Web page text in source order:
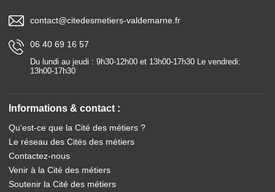
contact@citedesmetiers-valdemarne.fr
06 40 69 16 57
Du lundi au jeudi : 9h30-12h00 et 13h00-17h30 Le vendredi:
13h00-17h30
Informations & contact :
Qu'est-ce que la Cité des métiers ?
Le réseau des Cités des métiers
Contactez-nous
Venir à la Cité des métiers
Soutenir la Cité des métiers